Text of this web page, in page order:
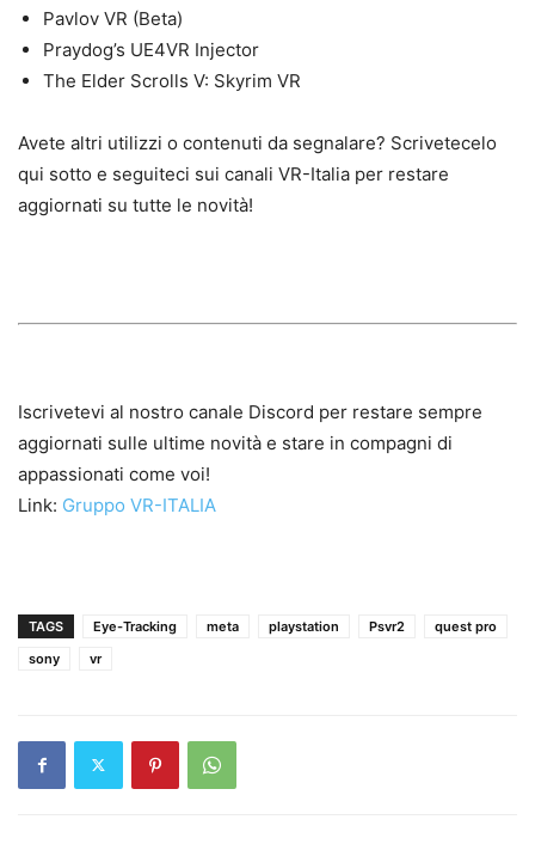
Pavlov VR (Beta)
Praydog’s UE4VR Injector
The Elder Scrolls V: Skyrim VR
Avete altri utilizzi o contenuti da segnalare? Scrivetecelo
qui sotto e seguiteci sui canali VR-Italia per restare
aggiornati su tutte le novità!
Iscrivetevi al nostro canale Discord per restare sempre
aggiornati sulle ultime novità e stare in compagni di
appassionati come voi!
Link: Gruppo VR-ITALIA
TAGS Eye-Tracking meta playstation Psvr2
quest pro
sony
vr